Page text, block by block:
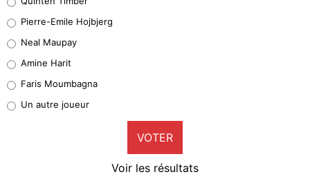
5%
1%
9%
Pierre-Emile Hojbjerg
Neal Maupay
Amine Harit
Faris Moumbagna
Un autre joueur
VOTER
Voir les résultats